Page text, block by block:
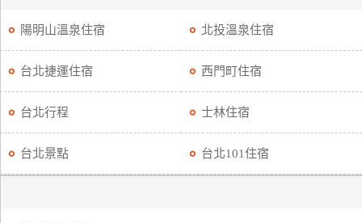
陽明山溫泉住宿 北投溫泉住宿
台北捷運住宿 西門町住宿
台北行程 士林住宿
台北景點 台北101住宿